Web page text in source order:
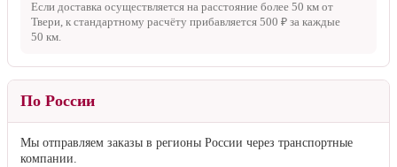
Если доставка осуществляется на расстояние более 50 км от
Твери, к стандартному расчёту прибавляется 500 ₽ за каждые
50 км.
По России
Мы отправляем заказы в регионы России через транспортные
компании.